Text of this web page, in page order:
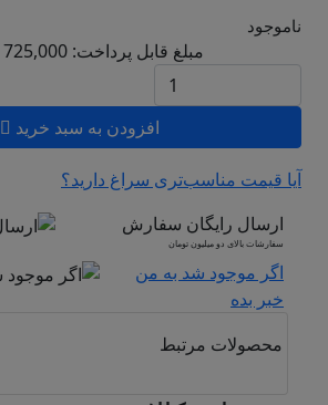
ناموجود
مبلغ قابل پرداخت: 725,000
افزودن به سبد خرید
آیا قیمت مناسب‌تری سراغ دارید؟
ارسال رایگان سفارش
سفارشات بالای دو میلیون تومان
اگر موجود شد به من
خبر بده
محصولات مرتبط